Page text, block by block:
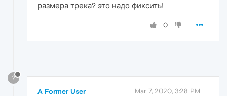
размера трека? это надо фиксить!
0
?
A Former User Mar 7, 2020, 3:28 PM